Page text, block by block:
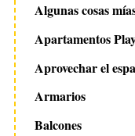
Algunas cosas
Apartamentos
Aprovechar el
Armarios
Balcones